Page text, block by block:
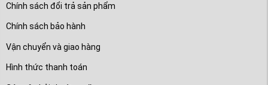
Chính sách đổi trả sản phẩm
Chính sách bảo hành
Vận chuyển và giao hàng
Hình thức thanh toán